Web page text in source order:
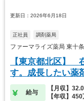
更新日：2026年6月18日
正社員 調剤薬局
ファーマライズ薬局 東十
【東京都北区】
す。成長したい薬
給与
【月収】
【年収】